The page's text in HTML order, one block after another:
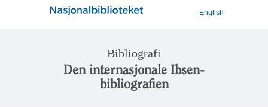
English
Bibliografi
Den internasjonale Ibsen-
bibliografien